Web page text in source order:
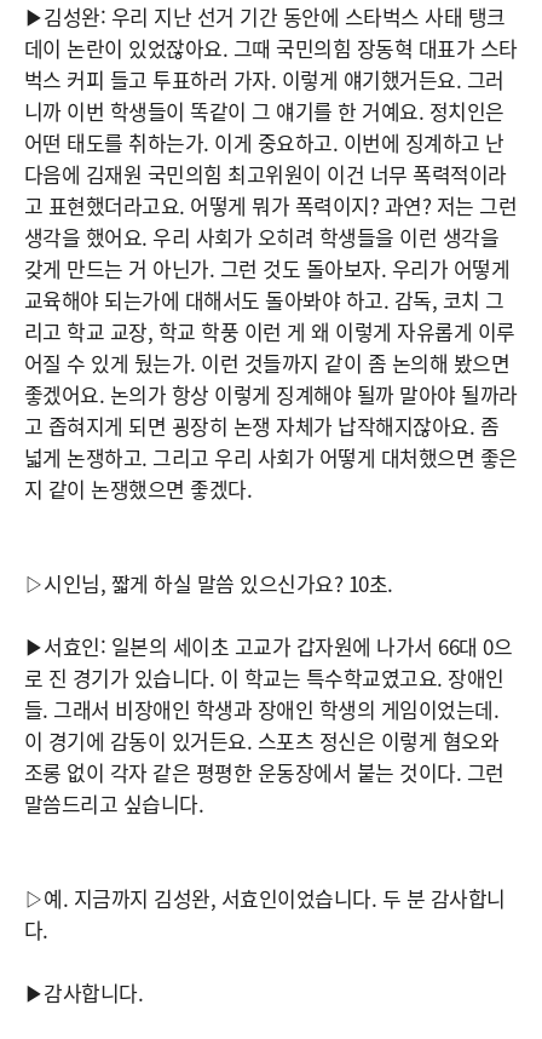
▶김성완: 우리 지난 선거 기간 동안에 스타벅스 사태 탱크
데이 논란이 있었잖아요. 그때 국민의힘 장동혁 대표가 스타
벅스 커피 들고 투표하러 가자. 이렇게 얘기했거든요. 그러
니까 이번 학생들이 똑같이 그 얘기를 한 거예요. 정치인은
어떤 태도를 취하는가. 이게 중요하고. 이번에 징계하고 난
다음에 김재원 국민의힘 최고위원이 이건 너무 폭력적이라
고 표현했더라고요. 어떻게 뭐가 폭력이지? 과연? 저는 그런
생각을 했어요. 우리 사회가 오히려 학생들을 이런 생각을
갖게 만드는 거 아닌가. 그런 것도 돌아보자. 우리가 어떻게
교육해야 되는가에 대해서도 돌아봐야 하고. 감독, 코치 그
리고 학교 교장, 학교 학풍 이런 게 왜 이렇게 자유롭게 이루
어질 수 있게 뒀는가. 이런 것들까지 같이 좀 논의해 봤으면
좋겠어요. 논의가 항상 이렇게 징계해야 될까 말아야 될까라
고 좁혀지게 되면 굉장히 논쟁 자체가 납작해지잖아요. 좀
넓게 논쟁하고. 그리고 우리 사회가 어떻게 대처했으면 좋은
지 같이 논쟁했으면 좋겠다.
▷시인님, 짧게 하실 말씀 있으신가요? 10초.
▶서효인: 일본의 세이초 고교가 갑자원에 나가서 66대 0으
로 진 경기가 있습니다. 이 학교는 특수학교였고요. 장애인
들. 그래서 비장애인 학생과 장애인 학생의 게임이었는데.
이 경기에 감동이 있거든요. 스포츠 정신은 이렇게 혐오와
조롱 없이 각자 같은 평평한 운동장에서 붙는 것이다. 그런
말씀드리고 싶습니다.
▷예. 지금까지 김성완, 서효인이었습니다. 두 분 감사합니
다.
▶감사합니다.